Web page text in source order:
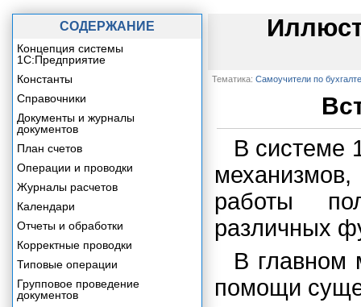
Тематика: Самоучители по
В системе
работы
различных
В главном
помощи
СОДЕРЖАНИЕ
Концепция системы
1С:Предприятие
Константы
Справочники
Документы и журналы
документов
План счетов
Операции и проводки
Журналы расчетов
Календари
Отчеты и обработки
Корректные проводки
Типовые операции
Групповое проведение
документов